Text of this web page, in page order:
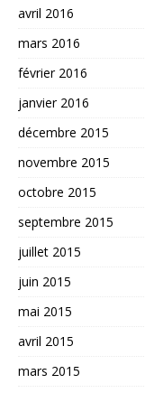
avril 2016
mars 2016
février 2016
janvier 2016
décembre 2015
novembre 2015
octobre 2015
septembre 2015
juillet 2015
juin 2015
mai 2015
avril 2015
mars 2015